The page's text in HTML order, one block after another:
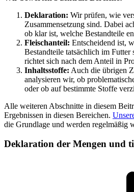
Deklaration: Wir prüfen, wie
Zusammensetzung sind. Dabei
ob klar ist, welche Bestandteile
Fleischanteil: Entscheidend ist,
Bestandteile tatsächlich im
richtet sich nach dem Anteil in
Inhaltsstoffe: Auch die übrigen
analysieren wir, ob
oder ob auf bestimmte Stoffe
Alle weiteren Abschnitte in diesem
Ergebnissen in diesen Bereichen.
die Grundlage und werden regelmäßig
Deklaration der Mengen und